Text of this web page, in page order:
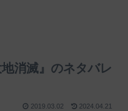
消滅』のネタバレ
2019.03.02 2024.04.21